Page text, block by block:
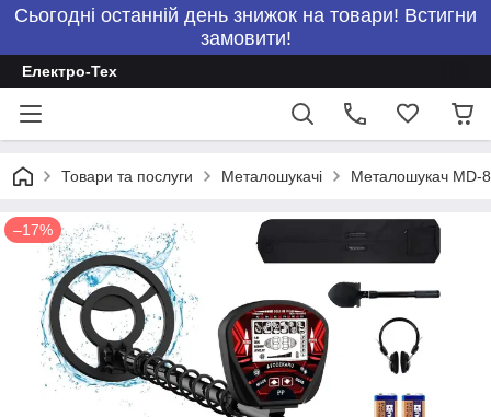
Сьогодні останній день знижок на товари! Встигни
замовити!
Електро-Тех
Товари та послуги Металошукачі Металошукач MD-
–17%